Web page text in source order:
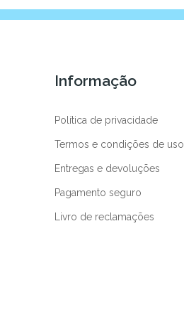
Informação
Política de privacidade
Termos e condições de uso
Entregas e devoluções
Pagamento seguro
Livro de reclamações